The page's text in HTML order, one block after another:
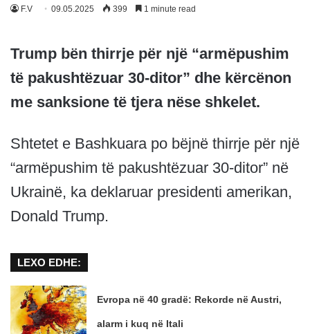
F.V 09.05.2025 399 1 minute read
Trump bën thirrje për një “armëpushim
të pakushtëzuar 30-ditor” dhe kërcënon
me sanksione të tjera nëse shkelet.
Shtetet e Bashkuara po bëjnë thirrje për një
“armëpushim të pakushtëzuar 30-ditor” në
Ukrainë, ka deklaruar presidenti amerikan,
Donald Trump.
LEXO EDHE:
Evropa në 40 gradë: Rekorde në Austri,
alarm i kuq në Itali